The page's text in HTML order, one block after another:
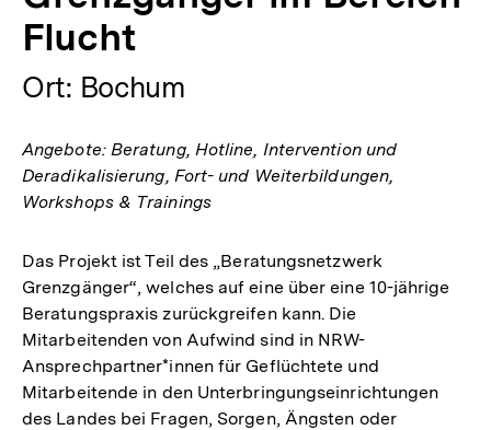
Flucht
Ort: Bochum
Angebote: Beratung, Hotline, Intervention und
Deradikalisierung, Fort- und Weiterbildungen,
Workshops & Trainings
Das Projekt ist Teil des „Beratungsnetzwerk
Grenzgänger“, welches auf eine über eine 10-jährige
Beratungspraxis zurückgreifen kann. Die
Mitarbeitenden von Aufwind sind in NRW-
Ansprechpartner*innen für Geflüchtete und
Mitarbeitende in den Unterbringungseinrichtungen
des Landes bei Fragen, Sorgen, Ängsten oder